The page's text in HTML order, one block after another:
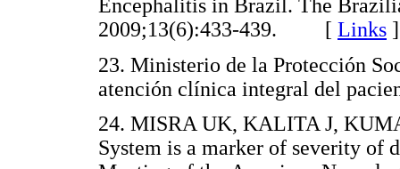
Encephalitis in Brazil. The
2009;13(6):433-439. [ Links ]
23. Ministerio de la Protección
atención clínica integral del
24. MISRA UK, KALITA J,
System is a marker of severity of